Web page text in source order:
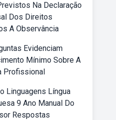
Na Declaração
Dos Direitos
A Observância
Evidenciam
Mínimo Sobre A
Profissional
Linguagens Língua
9 Ano Manual Do
Respostas